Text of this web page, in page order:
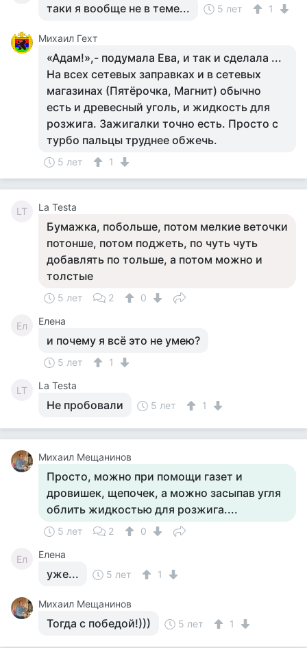
таки я вообще не в теме... 5 лет 1
Михаил Гехт
«Адам!»,- подумала Ева, и так и сделала ...
На всех сетевых заправках и в сетевых
магазинах (Пятёрочка, Магнит) обычно
есть и древесный уголь, и жидкость для
розжига. Зажигалки точно есть. Просто с
турбо пальцы труднее обжечь.
5 лет 1
LT La Testa
Бумажка, побольше, потом мелкие веточки
потонше, потом поджеть, по чуть чуть
добавлять по тольше, а потом можно и
толстые
5 лет 2 0
Ел Елена
и почему я всё это не умею?
5 лет 1
LT La Testa
Не пробовали 5 лет 1
Михаил Мещанинов
Просто, можно при помощи газет и
дровишек, щепочек, а можно засыпав угля
облить жидкостью для розжига....
5 лет 2 0
Ел Елена
уже... 5 лет 1
Михаил Мещанинов
Тогда с победой!))) 5 лет 1